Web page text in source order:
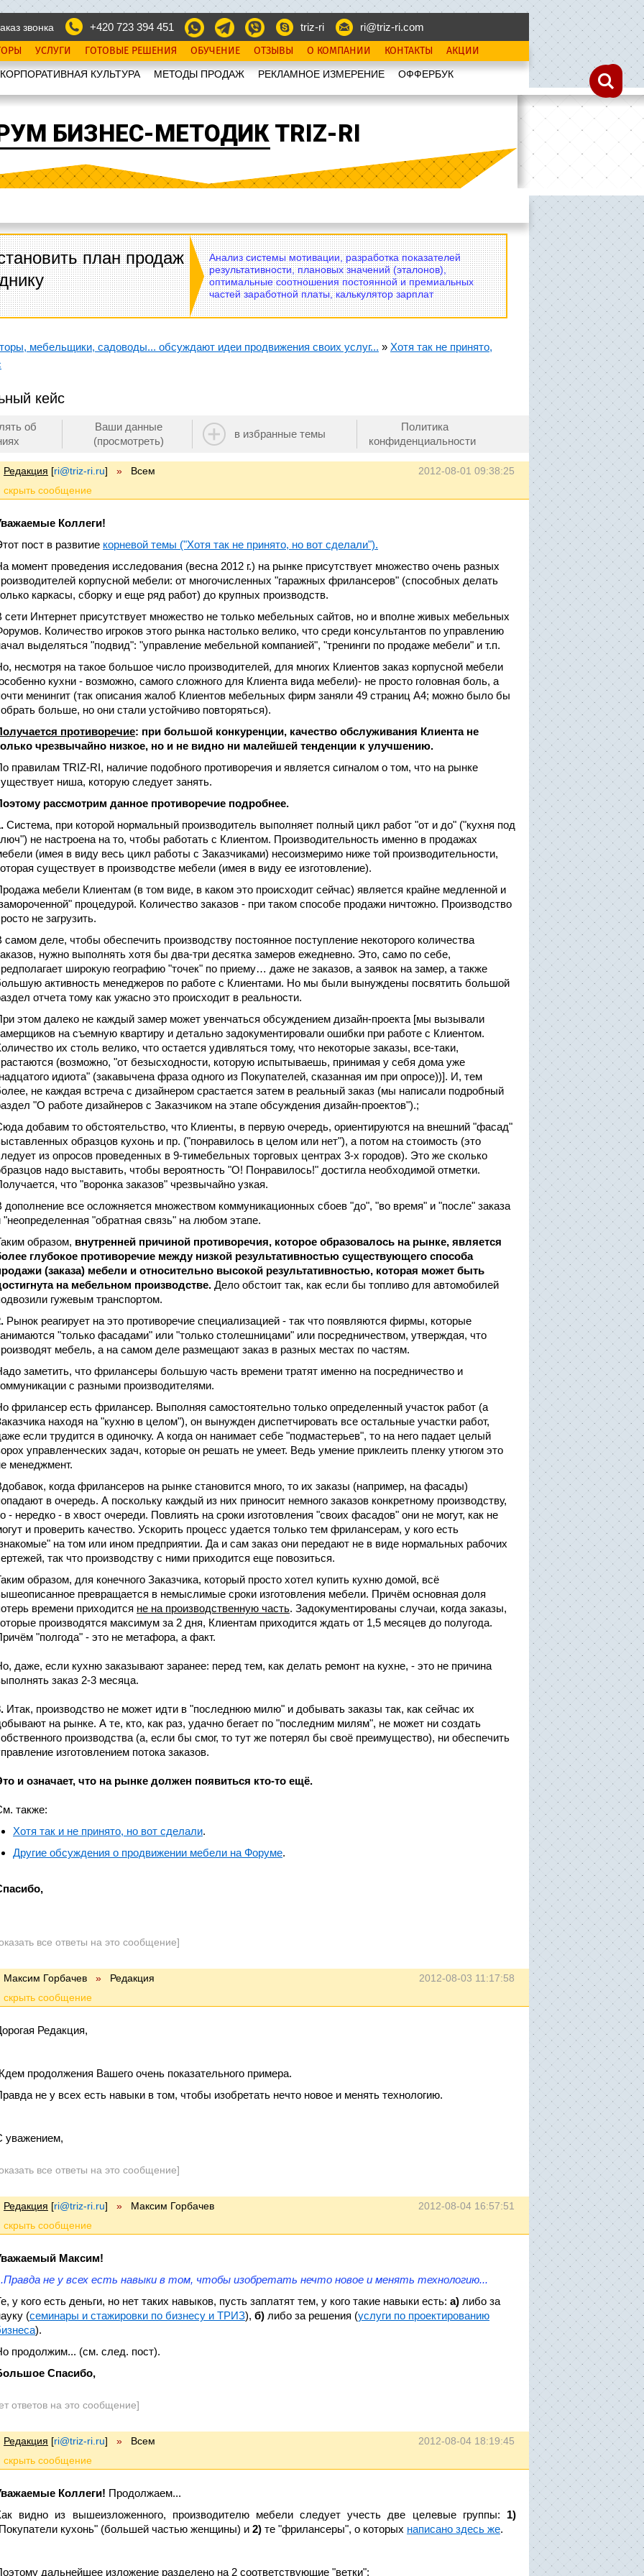
звонка +420 723 394 451 triz-ri ri@triz-ri.com
УСЛУГИ ГОТОВЫЕ РЕШЕНИЯ ОБУЧЕНИЕ ОТЗЫВЫ О КОМПАНИИ КОНТАКТЫ АКЦИИ
КОРПОРАТИВНАЯ КУЛЬТУРА МЕТОДЫ ПРОДАЖ РЕКЛАМНОЕ ИЗМЕРЕНИЕ OФФЕРБУК
БИЗНЕС-МЕТОДИК TRIZ-RI
план продаж
Анализ системы мотивации, разработка показателей
результативности, плановых значений (эталонов),
оптимальные соотношения постоянной и премиальных
частей заработной платы, калькулятор зарплат
мебельщики, садоводы... обсуждают идеи продвижения своих услуг... » Хотя так не принято,
кейс
об
Ваши данные
(просмотреть)
в избранные темы
Политика
конфиденциальности
2012-08-01 09:38:25
Редакция [ri@triz-ri.ru] » Всем
Коллеги!
пост в развитие корневой темы ("Хотя так не принято, но вот сделали").
момент проведения исследования (весна 2012 г.) на рынке присутствует множество очень разных
корпусной мебели: от многочисленных "гаражных фрилансеров" (способных делать
каркасы, сборку и еще ряд работ) до крупных производств.
сети Интернет присутствует множество не только мебельных сайтов, но и вполне живых мебельных
Количество игроков этого рынка настолько велико, что среди консультантов по управлению
выделяться "подвид": "управление мебельной компанией", "тренинги по продаже мебели" и т.п.
несмотря на такое большое число производителей, для многих Клиентов заказ корпусной мебели
кухни - возможно, самого сложного для Клиента вида мебели)- не просто головная боль, а
менингит (так описания жалоб Клиентов мебельных фирм заняли 49 страниц А4; можно было бы
больше, но они стали устойчиво повторяться).
противоречие: при большой конкуренции, качество обслуживания Клиента не
чрезвычайно низкое, но и не видно ни малейшей тенденции к улучшению.
правилам TRIZ-RI, наличие подобного противоречия и является сигналом о том, что на рынке
ниша, которую следует занять.
рассмотрим данное противоречие подробнее.
Система, при которой нормальный производитель выполняет полный цикл работ "от и до" ("кухня под
не настроена на то, чтобы работать с Клиентом. Производительность именно в продажах
(имея в виду весь цикл работы с Заказчиками) несоизмеримо ниже той производительности,
существует в производстве мебели (имея в виду ее изготовление).
мебели Клиентам (в том виде, в каком это происходит сейчас) является крайне медленной и
процедурой. Количество заказов - при таком способе продажи ничтожно. Производство
не загрузить.
самом деле, чтобы обеспечить производству постоянное поступление некоторого количества
нужно выполнять хотя бы два-три десятка замеров ежедневно. Это, само по себе,
широкую географию "точек" по приему… даже не заказов, а заявок на замер, а также
активность менеджеров по работе с Клиентами. Но мы были вынуждены посвятить большой
отчета тому как ужасно это происходит в реальности.
этом далеко не каждый замер может увенчаться обсуждением дизайн-проекта [мы вызывали
на съемную квартиру и детально задокументировали ошибки при работе с Клиентом.
их столь велико, что остается удивляться тому, что некоторые заказы, все-таки,
(возможно, "от безысходности, которую испытываешь, принимая у себя дома уже
идиота" (закавычена фраза одного из Покупателей, сказанная им при опросе))]. И, тем
не каждая встреча с дизайнером срастается затем в реальный заказ (мы написали подробный
"О работе дизайнеров с Заказчиком на этапе обсуждения дизайн-проектов").;
добавим то обстоятельство, что Клиенты, в первую очередь, ориентируются на внешний "фасад"
образцов кухонь и пр. ("понравилось в целом или нет"), а потом на стоимость (это
из опросов проведенных в 9-тимебельных торговых центрах 3-х городов). Это же сколько
надо выставить, чтобы вероятность "О! Понравилось!" достигла необходимой отметки.
что "воронка заказов" чрезвычайно узкая.
дополнение все осложняется множеством коммуникационных сбоев "до", "во время" и "после" заказа
"неопределенная "обратная связь" на любом этапе.
образом, внутренней причиной противоречия, которое образовалось на рынке, является
глубокое противоречие между низкой результативностью существующего способа
(заказа) мебели и относительно высокой результативностью, которая может быть
на мебельном производстве. Дело обстоит так, как если бы топливо для автомобилей
гужевым транспортом.
Рынок реагирует на это противоречие специализацией - так что появляются фирмы, которые
"только фасадами" или "только столешницами" или посредничеством, утверждая, что
мебель, а на самом деле размещают заказ в разных местах по частям.
заметить, что фрилансеры большую часть времени тратят именно на посредничество и
с разными производителями.
фрилансер есть фрилансер. Выполняя самостоятельно только определенный участок работ (а
находя на "кухню в целом"), он вынужден диспетчировать все остальные участки работ,
если трудится в одиночку. А когда он нанимает себе "подмастерьев", то на него падает целый
управленческих задач, которые он решать не умеет. Ведь умение приклеить пленку утюгом это
менеджмент.
когда фрилансеров на рынке становится много, то их заказы (например, на фасады)
в очередь. А поскольку каждый из них приносит немного заказов конкретному производству,
- нередко - в хвост очереди. Повлиять на сроки изготовления "своих фасадов" они не могут, как не
и проверить качество. Ускорить процесс удается только тем фрилансерам, у кого есть
на том или ином предприятии. Да и сам заказ они передают не в виде нормальных рабочих
так что производству с ними приходится еще повозиться.
образом, для конечного Заказчика, который просто хотел купить кухню домой, всё
превращается в немыслимые сроки изготовления мебели. Причём основная доля
времени приходится не на производственную часть. Задокументированы случаи, когда заказы,
производятся максимум за 2 дня, Клиентам приходится ждать от 1,5 месяцев до полугода.
"полгода" - это не метафора, а факт.
даже, если кухню заказывают заранее: перед тем, как делать ремонт на кухне, - это не причина
заказ 2-3 месяца.
Итак, производство не может идти в "последнюю милю" и добывать заказы так, как сейчас их
на рынке. А те, кто, как раз, удачно бегает по "последним милям", не может ни создать
производства (а, если бы смог, то тут же потерял бы своё преимущество), ни обеспечить
изготовлением потока заказов.
и означает, что на рынке должен появиться кто-то ещё.
также:
Хотя так и не принято, но вот сделали.
Другие обсуждения о продвижении мебели на Форуме.
все ответы на это сообщение]
2012-08-03 11:17:58
Максим Горбачев » Редакция
Редакция,
продолжения Вашего очень показательного примера.
не у всех есть навыки в том, чтобы изобретать нечто новое и менять технологию.
уважением,
все ответы на это сообщение]
2012-08-04 16:57:51
Редакция [ri@triz-ri.ru] » Максим Горбачев
Максим!
не у всех есть навыки в том, чтобы изобретать нечто новое и менять технологию...
у кого есть деньги, но нет таких навыков, пусть заплатят тем, у кого такие навыки есть: а) либо за
(семинары и стажировки по бизнесу и ТРИЗ), б) либо за решения (услуги по проектированию
).
продолжим... (см. след. пост).
Спасибо,
ответов на это сообщение]
2012-08-04 18:19:45
Редакция [ri@triz-ri.ru] » Всем
Коллеги! Продолжаем...
видно из вышеизложенного, производителю мебели следует учесть две целевые группы: 1)
кухонь" (большей частью женщины) и 2) те "фрилансеры", о которых написано здесь же.
дальнейшее изложение разделено на 2 соответствующие "ветки":